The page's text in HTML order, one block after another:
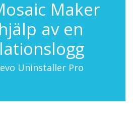
Maker
av en
Uninstaller Pro